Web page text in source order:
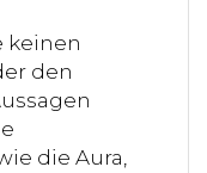
keinen
den
die Aura,